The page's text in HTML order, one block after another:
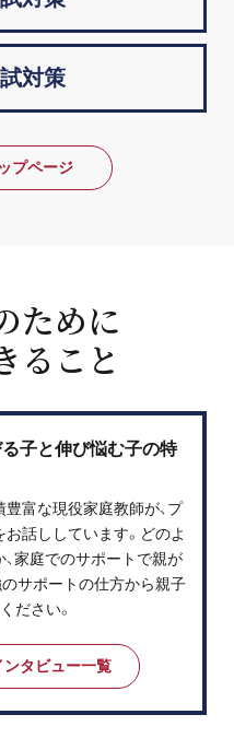
対策
プページ
ために
ること
子と伸び悩む子の特
富な現役家庭教師が、プ
話ししています。どのよ
家庭でのサポートで親が
サポートの仕方から親子
ださい。
タビュー一覧